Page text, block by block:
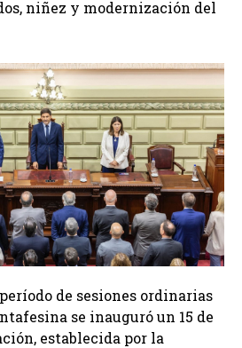
niñez y modernización del
de sesiones ordinarias
se inauguró un 15 de
establecida por la